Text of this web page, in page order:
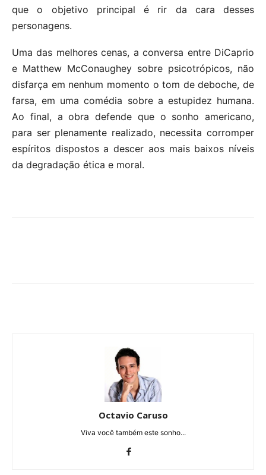
que o objetivo principal é rir da cara desses
personagens.
Uma das melhores cenas, a conversa entre DiCaprio
e Matthew McConaughey sobre psicotrópicos, não
disfarça em nenhum momento o tom de deboche, de
farsa, em uma comédia sobre a estupidez humana.
Ao final, a obra defende que o sonho americano,
para ser plenamente realizado, necessita corromper
espíritos dispostos a descer aos mais baixos níveis
da degradação ética e moral.
Octavio Caruso
Viva você também este sonho...